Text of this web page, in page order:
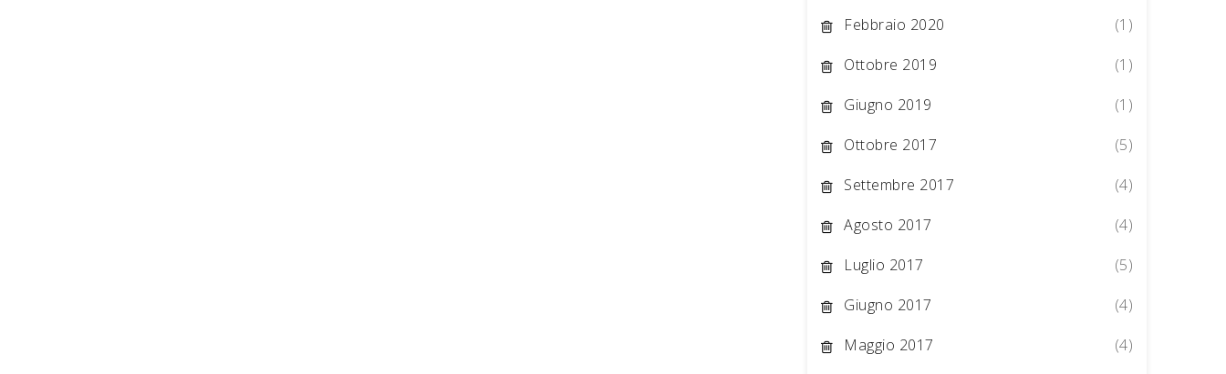
Febbraio 2020
(1)
Ottobre 2019
(1)
Giugno 2019
(1)
Ottobre 2017
(5)
Settembre 2017
(4)
Agosto 2017
(4)
Luglio 2017
(5)
Giugno 2017
(4)
Maggio 2017
(4)